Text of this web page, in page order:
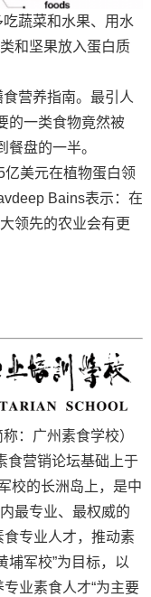
蔬菜和水果、用水
和坚果放入蛋白质
营养指南。最引人
的一类食物竟然被
餐盘的一半。
美元在植物蛋白领
Bains表示：在
领先的农业会有更
：广州素食学校）
食营销论坛基础上于
校的长洲岛上，是中
最专业、最权威的
食专业人才，推动素
埔军校”为目标，以
业素食人才“为主要